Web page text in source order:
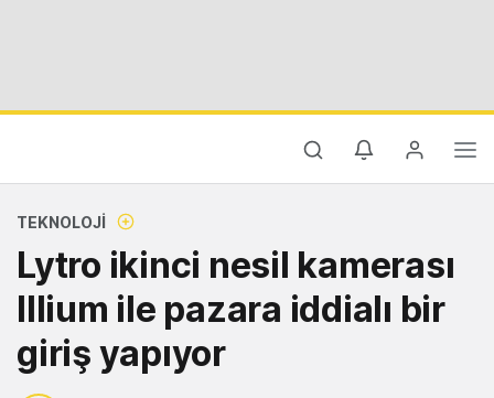
TEKNOLOJI
Lytro ikinci nesil kamerası
Illium ile pazara iddialı bir
giriş yapıyor